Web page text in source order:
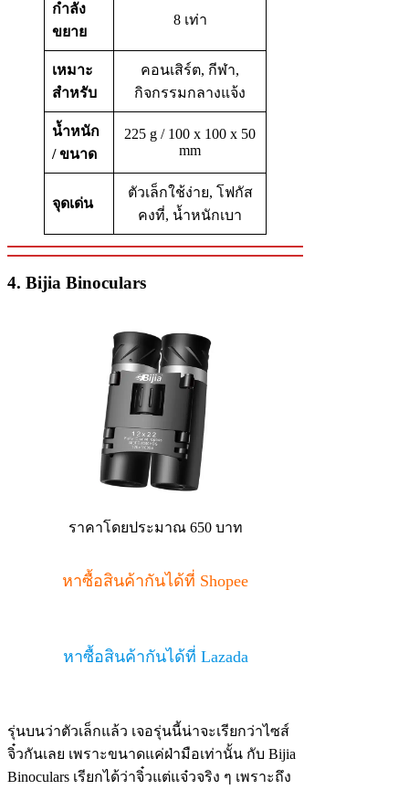
กำลัง
ขยาย
8 เท่า
เหมาะ
สำหรับ
คอนเสิร์ต, กีฬา,
กิจกรรมกลางแจ้ง
น้ำหนัก
/ ขนาด
225 g / 100 x 100 x 50
mm
จุดเด่น
ตัวเล็กใช้ง่าย, โฟกัส
คงที่, น้ำหนักเบา
4. Bijia Binoculars
ราคาโดยประมาณ 650 บาท
หาซื้อสินค้ากันได้ที่ Shopee
หาซื้อสินค้ากันได้ที่ Lazada
รุ่นบนว่าตัวเล็กแล้ว เจอรุ่นนี้น่าจะเรียกว่าไซส์
จิ๋วกันเลย เพราะขนาดแค่ฝ่ามือเท่านั้น กับ Bijia
Binoculars เรียกได้ว่าจิ๋วแต่แจ๋วจริง ๆ เพราะถึง